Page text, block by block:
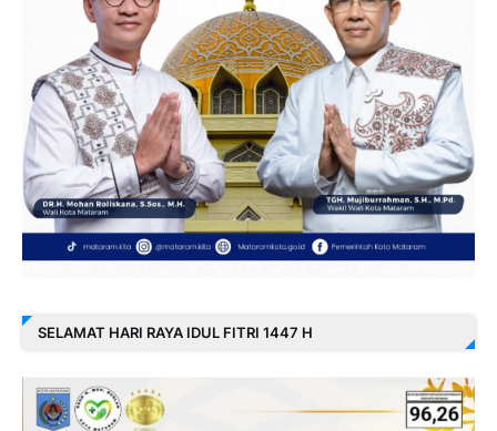
SELAMAT HARI RAYA IDUL FITRI 1447 H